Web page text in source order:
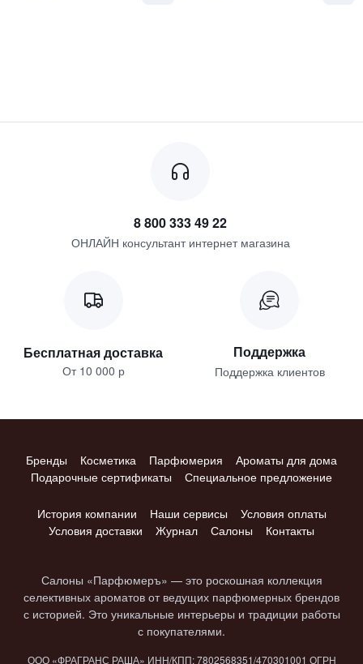
8 800 333 49 22
ОНЛАЙН консультант интернет магазина
Бесплатная доставка
От 10 000 р
Поддержка
Поддержка клиентов
Бренды Косметика Парфюмерия
Ароматы для дома
Подарочные сертификаты
Специальное предложение
История компании Наши сервисы
Условия оплаты
Условия доставки
Журнал Салоны Контакты
Салоны «Парфюмеръ» — это роскошная коллекция
селективных ароматов от ведущих парфюмерных брендов
с историей. Это уникальные интерьеры и традиции работы
с покупателями.
ООО «ФРАГРАНС РАША» ИНН/КПП: 7802​568351/4703​01001 ОГРН